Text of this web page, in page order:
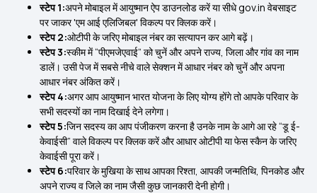
स्टेप 1:अपने मोबाइल में आयुष्मान ऐप डाउनलोड करें या सीधे gov.in वेबसाइट
पर जाकर 'एम आई एलिजिबल' विकल्प पर क्लिक करें।
स्टेप 2:ओटीपी के जरिए मोबाइल नंबर का सत्यापन कर आगे बढ़ें।
स्टेप 3:स्कीम में “पीएमजेएवाई” को चुनें और अपने राज्य, जिला और गांव का नाम
डालें। उसी पेज में सबसे नीचे वाले सेक्शन में आधार नंबर को चुनें और अपना
आधार नंबर अंकित करें।
स्टेप 4:अगर आप आयुष्मान भारत योजना के लिए योग्य होंगे तो आपके परिवार के
सभी सदस्यों का नाम दिखाई देने लगेगा।
स्टेप 5:जिन सदस्य का आपपंजीकरण करना है उनके नाम के आगे आ रहे “डू ई-
केवाईसी” वाले विकल्प पर क्लिक करें और आधार ओटीपी या फेस स्कैन के जरिए
केवाईसी पूरा करें।
स्टेप 6:परिवार के मुखिया के साथ आपका रिश्ता, आपकी जन्मतिथि, पिनकोड और
अपने राज्य व जिले का नाम जैसी कुछ जानकारी देनी होगी।